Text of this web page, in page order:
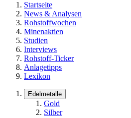
Startseite
News & Analysen
Rohstoffwochen
Minenaktien
Studien
Interviews
Rohstoff-Ticker
Anlagetipps
Lexikon
Edelmetalle
Gold
Silber